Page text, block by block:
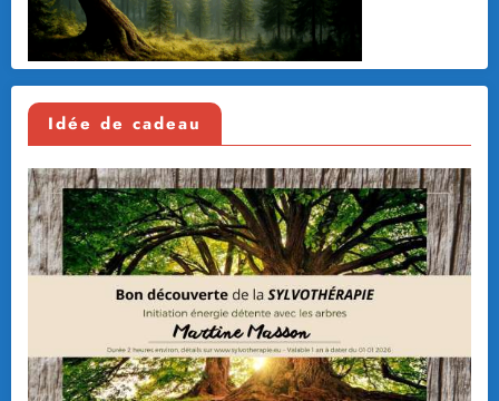
Idée de cadeau